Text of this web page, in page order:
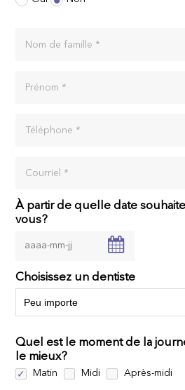
Nom de famille *
Prénom *
Téléphone *
Courriel *
À partir de quelle date
vous?
Choisissez un dentiste
Quel est le moment de la
le mieux?
Matin Midi Après-midi